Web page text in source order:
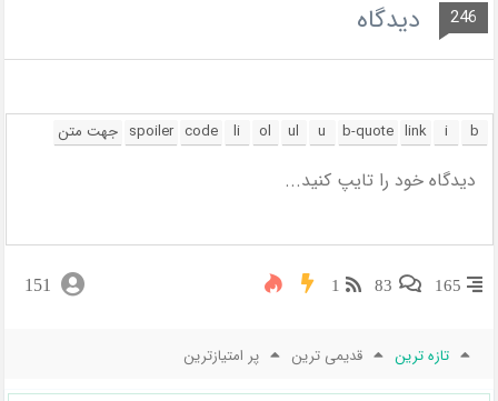
246 دیدگاه
165
83
1
151
تازه ترین قدیمی ترین پر امتیازترین